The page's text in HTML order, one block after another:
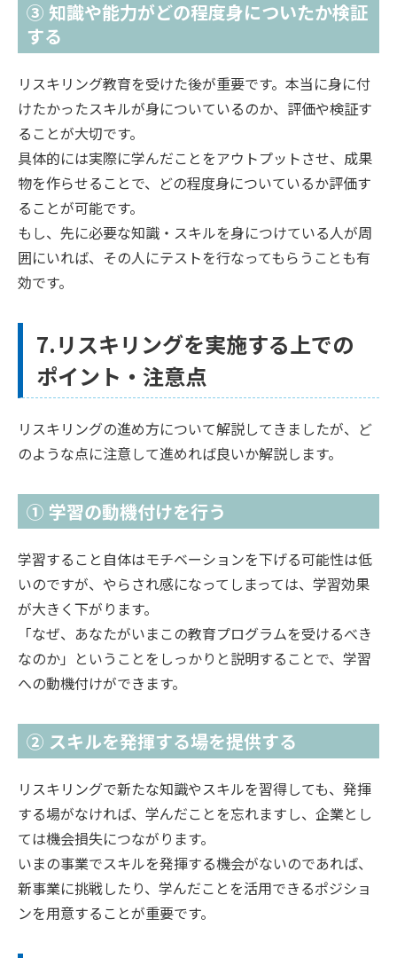
③ 知識や能力がどの程度身についたか検証
する
リスキリング教育を受けた後が重要です。本当に身に付
けたかったスキルが身についているのか、評価や検証す
ることが大切です。
具体的には実際に学んだことをアウトプットさせ、成果
物を作らせることで、どの程度身についているか評価す
ることが可能です。
もし、先に必要な知識・スキルを身につけている人が周
囲にいれば、その人にテストを行なってもらうことも有
効です。
7.リスキリングを実施する上での
ポイント・注意点
リスキリングの進め方について解説してきましたが、ど
のような点に注意して進めれば良いか解説します。
① 学習の動機付けを行う
学習すること自体はモチベーションを下げる可能性は低
いのですが、やらされ感になってしまっては、学習効果
が大きく下がります。
「なぜ、あなたがいまこの教育プログラムを受けるべき
なのか」ということをしっかりと説明することで、学習
への動機付けができます。
② スキルを発揮する場を提供する
リスキリングで新たな知識やスキルを習得しても、発揮
する場がなければ、学んだことを忘れますし、企業とし
ては機会損失につながります。
いまの事業でスキルを発揮する機会がないのであれば、
新事業に挑戦したり、学んだことを活用できるポジショ
ンを用意することが重要です。